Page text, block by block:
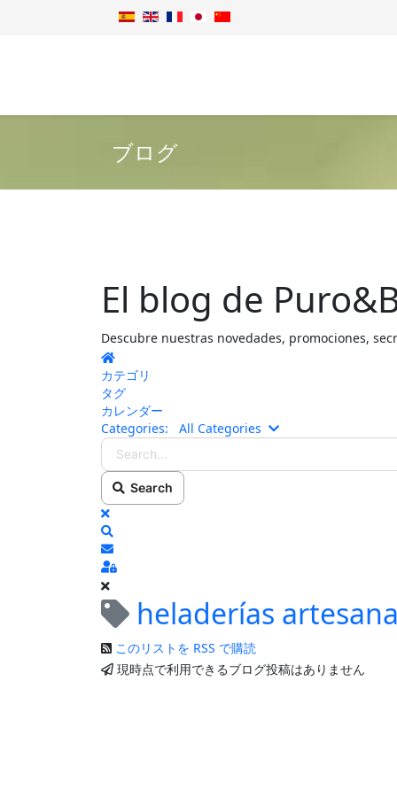
ブログ
El blog de
Descubre nuestras novedades, promociones,
Home
カテゴリ
タグ
カレンダー
Categories:
All Categories Search...
Search
x
ブログの更新を購読
Sign In
heladerías
このリストを RSS で購読
現時点で利用できるブログ投稿はありません